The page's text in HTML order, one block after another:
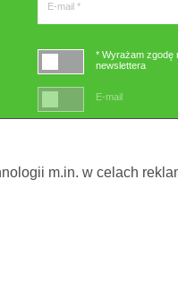
E-mail *
* Wyrażam zgodę
newslettera
E-mail
m.in. w celach